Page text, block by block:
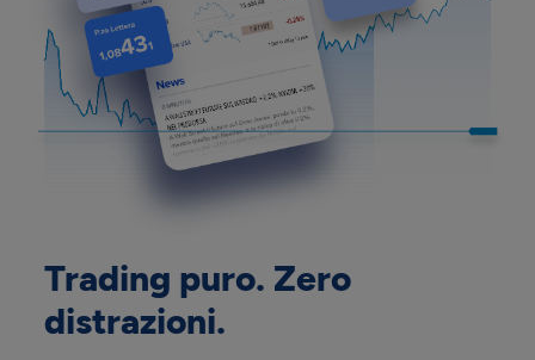
Trading puro. Zero
distrazioni.